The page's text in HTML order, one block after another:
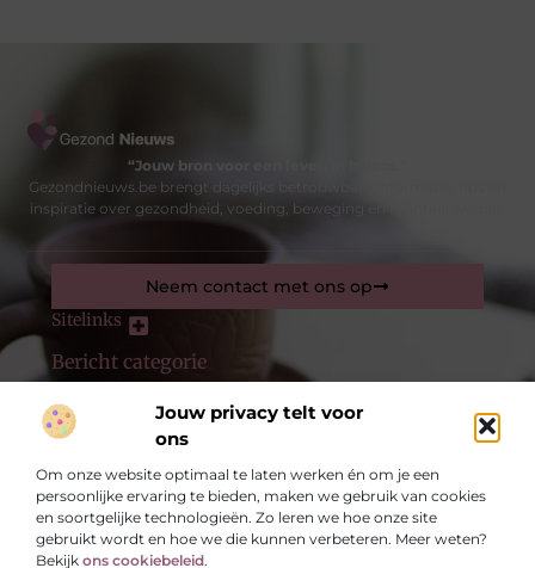
Jouw privacy telt voor
ons
Om onze website optimaal te laten werken én om je een
persoonlijke ervaring te bieden, maken we gebruik van cookies
en soortgelijke technologieën. Zo leren we hoe onze site
gebruikt wordt en hoe we die kunnen verbeteren. Meer weten?
Bekijk ons cookiebeleid.
“Jouw bron voor een leven in balans.”
Gezondnieuws.be brengt dagelijks betrouwbare informatie, tips en
inspiratie over gezondheid, voeding, beweging en mentaal welzijn.
Sitelinks
De best gelezen stukken op een rij
Online marketing uitbesteden Amsterdam
Parodontie en gezond tandvlees
De geschiedenis van de Tour de France
Bericht categorie
Neem contact met ons op